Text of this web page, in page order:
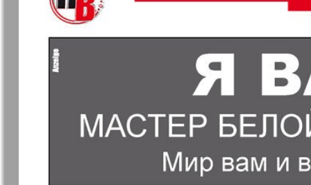
13
❬ Apelsin
MK-
Novije Semljaki nord.Aktuell